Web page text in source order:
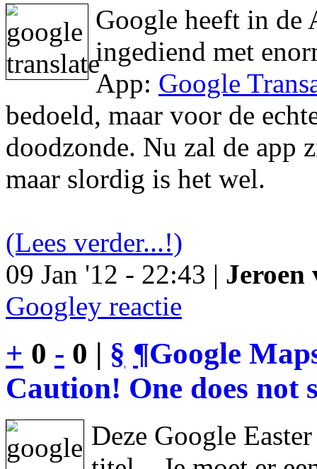
Google heeft in de
ingediend met
App: Google
bedoeld, maar voor de
doodzonde. Nu zal de app
maar slordig is het wel.
(Lees verder...!)
09 Jan '12 - 22:43 | Jeroen
Googley reactie
+ 0 - 0 | § ¶Google
Caution! One does
Deze Google